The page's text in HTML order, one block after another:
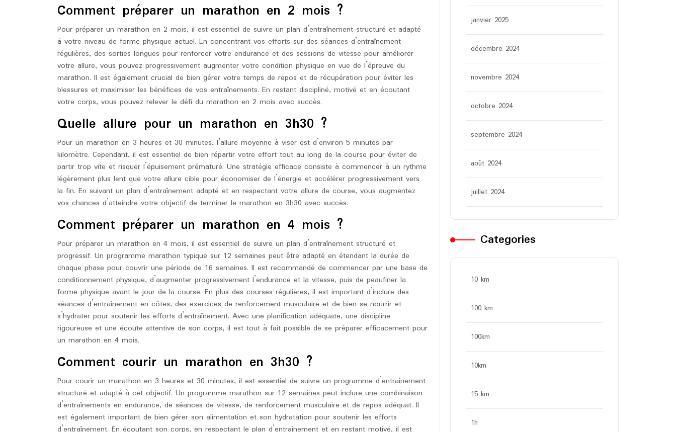
Comment préparer un marathon en 2 mois ?
Pour préparer un marathon en 2 mois, il est essentiel de suivre un plan d’entraînement structuré et adapté
à votre niveau de forme physique actuel. En concentrant vos efforts sur des séances d’entraînement
régulières, des sorties longues pour renforcer votre endurance et des sessions de vitesse pour améliorer
votre allure, vous pouvez progressivement augmenter votre condition physique en vue de l’épreuve du
marathon. Il est également crucial de bien gérer votre temps de repos et de récupération pour éviter les
blessures et maximiser les bénéfices de vos entraînements. En restant discipliné, motivé et en écoutant
votre corps, vous pouvez relever le défi du marathon en 2 mois avec succès.
Quelle allure pour un marathon en 3h30 ?
Pour un marathon en 3 heures et 30 minutes, l’allure moyenne à viser est d’environ 5 minutes par
kilomètre. Cependant, il est essentiel de bien répartir votre effort tout au long de la course pour éviter de
partir trop vite et risquer l’épuisement prématuré. Une stratégie efficace consiste à commencer à un rythme
légèrement plus lent que votre allure cible pour économiser de l’énergie et accélérer progressivement vers
la fin. En suivant un plan d’entraînement adapté et en respectant votre allure de course, vous augmentez
vos chances d’atteindre votre objectif de terminer le marathon en 3h30 avec succès.
Comment préparer un marathon en 4 mois ?
Pour préparer un marathon en 4 mois, il est essentiel de suivre un plan d’entraînement structuré et
progressif. Un programme marathon typique sur 12 semaines peut être adapté en étendant la durée de
chaque phase pour couvrir une période de 16 semaines. Il est recommandé de commencer par une base de
conditionnement physique, d’augmenter progressivement l’endurance et la vitesse, puis de peaufiner la
forme physique avant le jour de la course. En plus des courses régulières, il est important d’inclure des
séances d’entraînement en côtes, des exercices de renforcement musculaire et de bien se nourrir et
s’hydrater pour soutenir les efforts d’entraînement. Avec une planification adéquate, une discipline
rigoureuse et une écoute attentive de son corps, il est tout à fait possible de se préparer efficacement pour
un marathon en 4 mois.
Comment courir un marathon en 3h30 ?
Pour courir un marathon en 3 heures et 30 minutes, il est essentiel de suivre un programme d’entraînement
structuré et adapté à cet objectif. Un programme marathon sur 12 semaines peut inclure une combinaison
d’entraînements en endurance, de séances de vitesse, de renforcement musculaire et de repos adéquat. Il
est également important de bien gérer son alimentation et son hydratation pour soutenir les efforts
d’entraînement. En écoutant son corps, en respectant le plan d’entraînement et en restant motivé, il est
janvier 2025
décembre 2024
novembre 2024
octobre 2024
septembre 2024
août 2024
juillet 2024
Categories
10 km
100 km
100km
10km
15 km
1h